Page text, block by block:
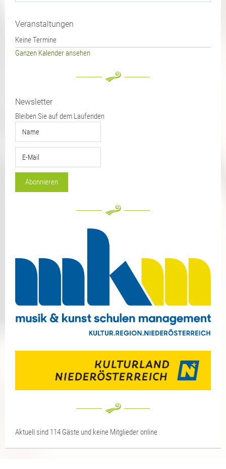
Veranstaltungen
Keine Termine
Ganzen Kalender ansehen
Newsletter
Bleiben Sie auf dem Laufenden
Aktuell sind 114 Gäste und keine Mitglieder online